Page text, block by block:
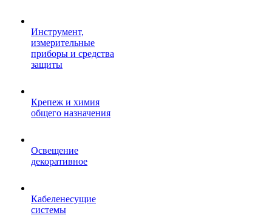
Инструмент,
измерительные
приборы и средства
защиты
Крепеж и химия
общего назначения
Освещение
декоративное
Кабеленесущие
системы